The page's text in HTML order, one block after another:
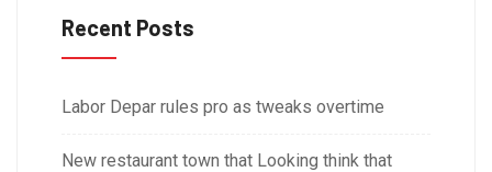
Recent Posts
Labor Depar rules pro as tweaks overtime
New restaurant town that Looking think that